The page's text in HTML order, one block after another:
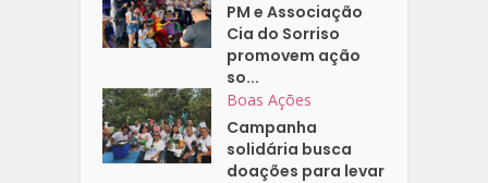
PM e Associação
Cia do Sorriso
promovem ação
so...
Boas Ações
Campanha
solidária busca
doações para levar